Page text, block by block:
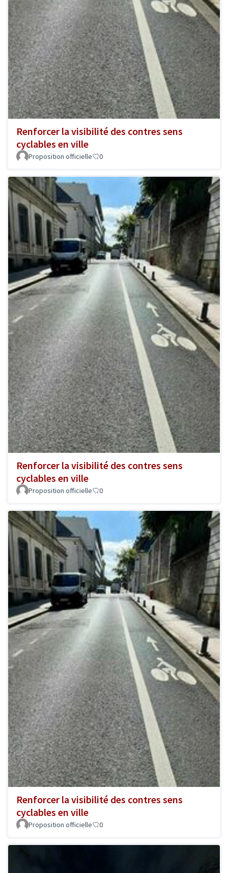
Renforcer la visibilité des contres sens
cyclables en ville
Proposition officielle 0
Renforcer la visibilité des contres sens
cyclables en ville
Proposition officielle 0
Renforcer la visibilité des contres sens
cyclables en ville
Proposition officielle 0